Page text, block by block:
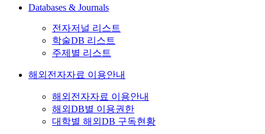
Databases & Journals
전자저널 리스트
학술DB 리스트
주제별 리스트
해외전자자료 이용안내
해외전자자료 이용안내
해외DB별 이용권한
대학별 해외DB 구독현황